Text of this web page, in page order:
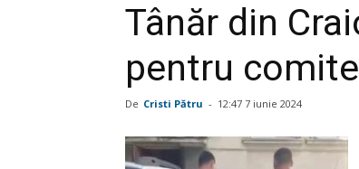
Tânăr din
pentru
De Cristi Pătru - 12:47 7 iunie 2024